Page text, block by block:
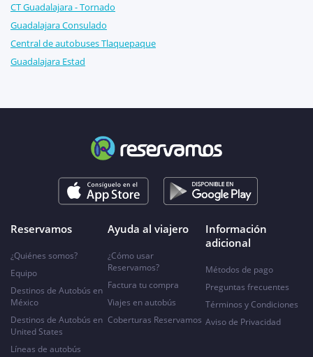
CT Guadalajara - Tornado
Guadalajara Consulado
Central de autobuses Tlaquepaque
Guadalajara Estad
Reservamos
¿Quiénes somos?
Equipo
Destinos de Autobús en
México
Destinos de Autobús en
United States
Líneas de autobús
Ayuda al viajero
¿Cómo usar
Reservamos?
Factura tu compra
Viajes en autobús
Coberturas Reservamos
Información
adicional
Métodos de pago
Preguntas frecuentes
Términos y Condiciones
Aviso de Privacidad